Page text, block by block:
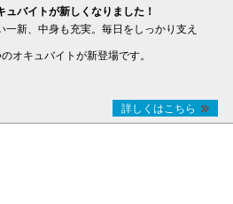
ュバイトが新しくなりました！
一新、中身も充実。毎日をしっかり支え
オキュバイトが新登場です。
詳しくはこちら